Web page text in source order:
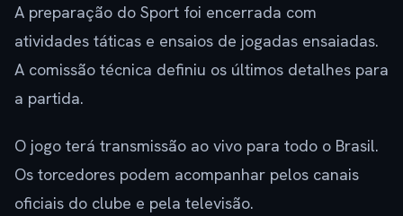
A preparação do Sport foi encerrada com
atividades táticas e ensaios de jogadas ensaiadas.
A comissão técnica definiu os últimos detalhes para
a partida.
O jogo terá transmissão ao vivo para todo o Brasil.
Os torcedores podem acompanhar pelos canais
oficiais do clube e pela televisão.